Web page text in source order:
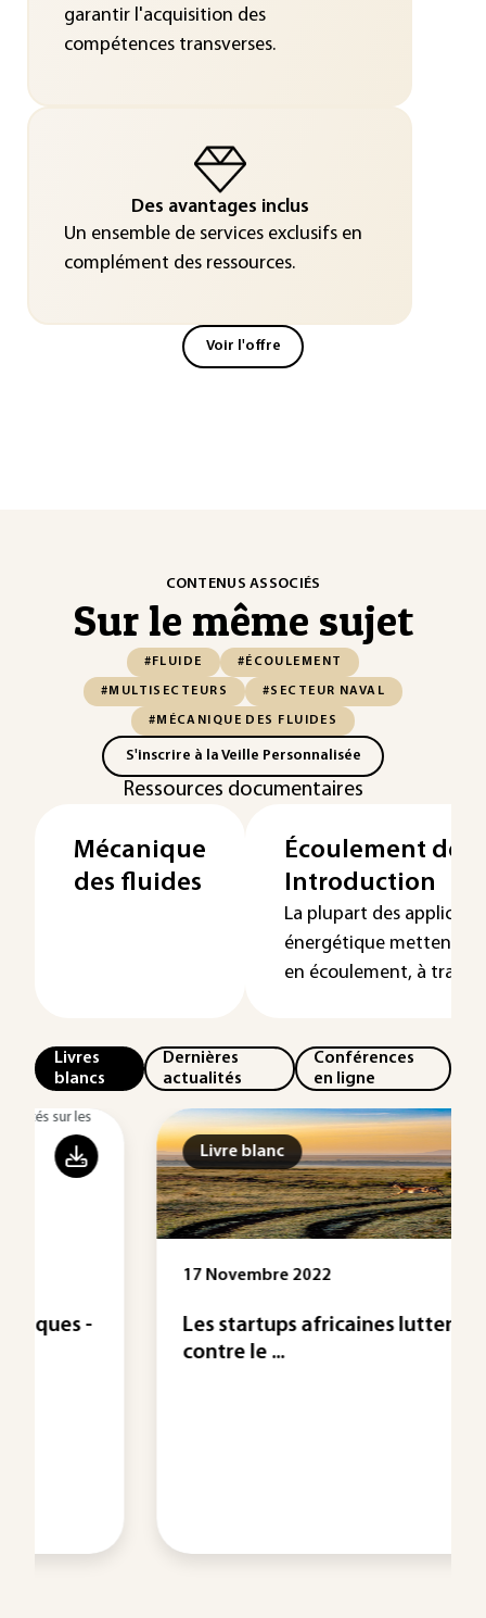
garantir l'acquisition des
compétences transverses.
Des avantages inclus
Un ensemble de services exclusifs en
complément des ressources.
Voir l'offre
CONTENUS ASSOCIÉS
Sur le même sujet
#FLUIDE #ÉCOULEMENT
#MULTISECTEURS #SECTEUR NAVAL
#MÉCANIQUE DES FLUIDES
S'inscrire à la Veille Personnalisée
Ressources documentaires
Mécanique
des fluides
Écoulement des
Introduction
La plupart des
énergétique mettent
en écoulement, à travers
Livres
blancs
Dernières
actualités
Conférences
en ligne
Livre blanc
17 Novembre 2022
Les startups africaines luttent